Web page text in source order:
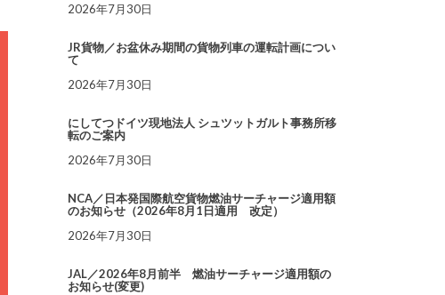
2026年7月30日
JR貨物／お盆休み期間の貨物列車の運転計画につい
て
2026年7月30日
にしてつドイツ現地法人 シュツットガルト事務所移
転のご案内
2026年7月30日
NCA／日本発国際航空貨物燃油サーチャージ適用額
のお知らせ（2026年8月1日適用 改定）
2026年7月30日
JAL／2026年8月前半 燃油サーチャージ適用額の
お知らせ(変更)